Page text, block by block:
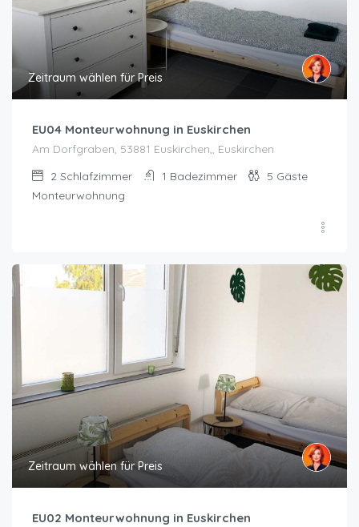
Zeitraum wählen für Preis
EU04 Monteurwohnung in Euskirchen
Am Dorfgraben, 53881 Euskirchen,, Euskirchen
2 Schlafzimmer 1 Badezimmer 5 Gäste
Monteurwohnung
Zeitraum wählen für Preis
EU02 Monteurwohnung in Euskirchen